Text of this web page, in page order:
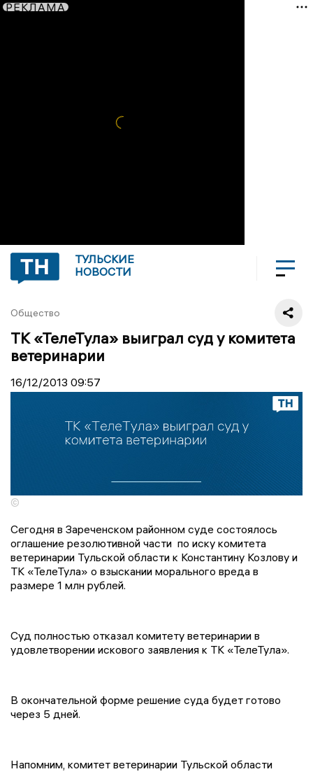
РЕКЛАМА
ТУЛЬСКИЕ
НОВОСТИ
Общество
ТК «ТелеТула» выиграл суд у комитета
ветеринарии
16/12/2013 09:57
©
Сегодня в Зареченском районном суде состоялось
оглашение резолютивной части по иску комитета
ветеринарии Тульской области к Константину Козлову и
ТК «ТелеТула» о взыскании морального вреда в
размере 1 млн рублей.
Суд полностью отказал комитету ветеринарии в
удовлетворении искового заявления к ТК «ТелеТула».
В окончательной форме решение суда будет готово
через 5 дней.
Напомним, комитет ветеринарии Тульской области